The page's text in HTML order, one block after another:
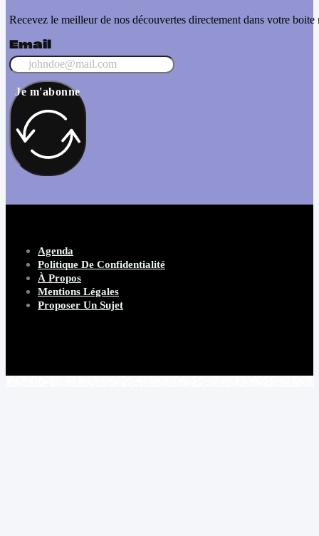
Recevez le meilleur de nos découvertes directement dans votre boite
Email
Je m'abonne
Agenda
Politique De Confidentialité
À Propos
Mentions Légales
Proposer Un Sujet